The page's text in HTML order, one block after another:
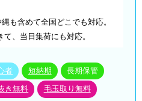
も含めて全国どこでも対応。
、当日集荷にも対応。
者 短納期 長期保管
き無料 毛玉取り無料